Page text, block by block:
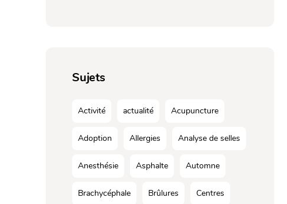
Sujets
Activité actualité Acupuncture
Adoption Allergies Analyse de selles
Anesthésie Asphalte Automne
Brachycéphale Brûlures Centres